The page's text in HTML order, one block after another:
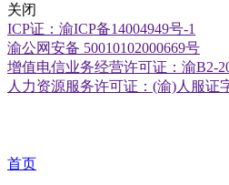
关闭
ICP证：渝ICP备14004949号-1
渝公网安备 50010102000669号
增值电信业务经营许可证：渝B2-
人力资源服务许可证：(渝)人服证
首页